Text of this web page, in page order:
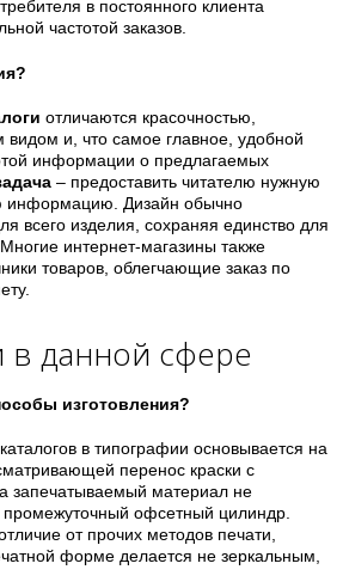
в постоянного клиента
частотой заказов.
отличаются красочностью,
и, что самое главное, удобной
информации о предлагаемых
– предоставить читателю нужную
информацию. Дизайн обычно
всего изделия, сохраняя единство для
интернет-магазины также
товаров, облегчающие заказ по
в данной сфере
изготовления?
каталогов в типографии основывается на
перенос краски с
запечатываемый материал не
офсетный цилиндр.
от прочих методов печати,
форме делается не зеркальным,